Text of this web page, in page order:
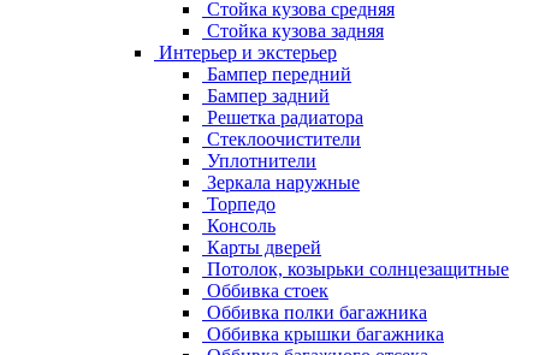
Стойка кузова средняя
Стойка кузова задняя
Интерьер и экстерьер
Бампер передний
Бампер задний
Решетка радиатора
Стеклоочистители
Уплотнители
Зеркала наружные
Торпедо
Консоль
Карты дверей
Потолок, козырьки солнцезащитные
Оббивка стоек
Оббивка полки багажника
Оббивка крышки багажника